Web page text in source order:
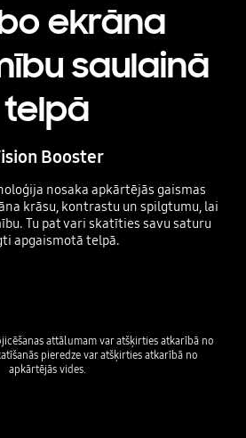
ekrāna
saulainā
telpā
Booster
nosaka apkārtējās gaismas
krāsu, kontrastu un spilgtumu, lai
Tu pat vari skatīties savu saturu
apgaismotā telpā.
attālumam var atšķirties atkarībā no
pieredze var atšķirties atkarībā no
apkārtējās vides.